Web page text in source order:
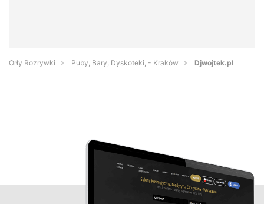
Orły Rozrywki Puby, Bary, Dyskoteki, - Kraków Djwojtek.pl